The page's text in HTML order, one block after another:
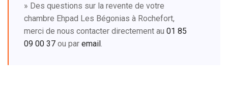
» Des questions sur la revente de votre
chambre Ehpad Les Bégonias à Rochefort,
merci de nous contacter directement au 01 85
09 00 37 ou par email